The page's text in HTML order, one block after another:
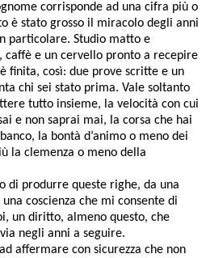
corrisponde ad una cifra più o
è stato grosso il miracolo degli anni
particolare. Studio matto e
caffè e un cervello pronto a recepire
finita, così: due prove scritte e un
chi sei stato prima. Vale soltanto
tutto insieme, la velocità con cui
e non saprai mai, la corsa che hai
la bontà d’animo o meno dei
la clemenza o meno della
di produrre queste righe, da una
coscienza che mi consente di
un diritto, almeno questo, che
negli anni a seguire.
affermare con sicurezza che non